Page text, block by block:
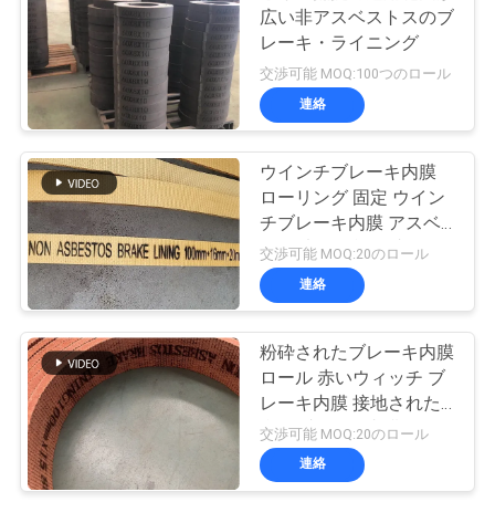
広い非アスベストスのブ
レーキ・ライニング
交渉可能 MOQ:100つのロール
連絡
ウインチブレーキ内膜
ローリング 固定 ウイン
チブレーキ内膜 アスベ
スト以外の織物ブレーキ
内膜
交渉可能 MOQ:20のロール
連絡
粉砕されたブレーキ内膜
ロール 赤いウィッチ ブ
レーキ内膜 接地された
織物ブレーキ内膜
交渉可能 MOQ:20のロール
連絡